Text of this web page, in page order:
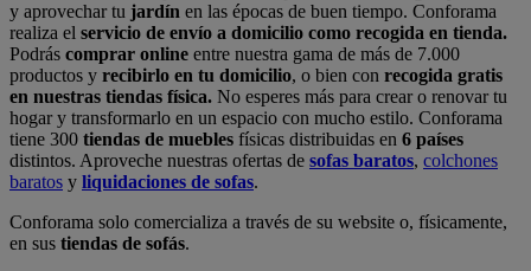
y aprovechar tu jardín en las épocas de buen tiempo. Conforama
realiza el servicio de envío a domicilio como recogida en tienda.
Podrás comprar online entre nuestra gama de más de 7.000
productos y recibirlo en tu domicilio, o bien con recogida gratis
en nuestras tiendas física. No esperes más para crear o renovar tu
hogar y transformarlo en un espacio con mucho estilo. Conforama
tiene 300 tiendas de muebles físicas distribuidas en 6 países
distintos. Aproveche nuestras ofertas de sofas baratos, colchones
baratos y liquidaciones de sofas.
Conforama solo comercializa a través de su website o, físicamente,
en sus tiendas de sofás.